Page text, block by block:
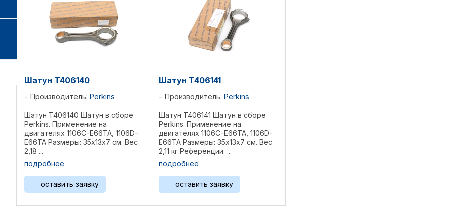
Шатун T406140
Производитель: Perkins
Шатун T406140 Шатун в сборе
Perkins. Применение на
двигателях 1106C-E66TA, 1106D-
E66TA Размеры: 35х13х7 см. Вес
2,18 ...
подробнее
оставить заявку
Шатун T406141
Производитель: Perkins
Шатун T406141 Шатун в сборе
Perkins. Применение на
двигателях 1106C-E66TA, 1106D-
E66TA Размеры: 35х13х7 см. Вес
2,11 кг Референции: ...
подробнее
оставить заявку